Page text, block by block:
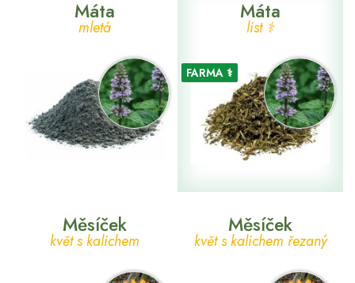
Máta
mletá
Máta
list ⚕
FARMA ⚕
Měsíček
květ s kalichem
Měsíček
květ s kalichem řezaný